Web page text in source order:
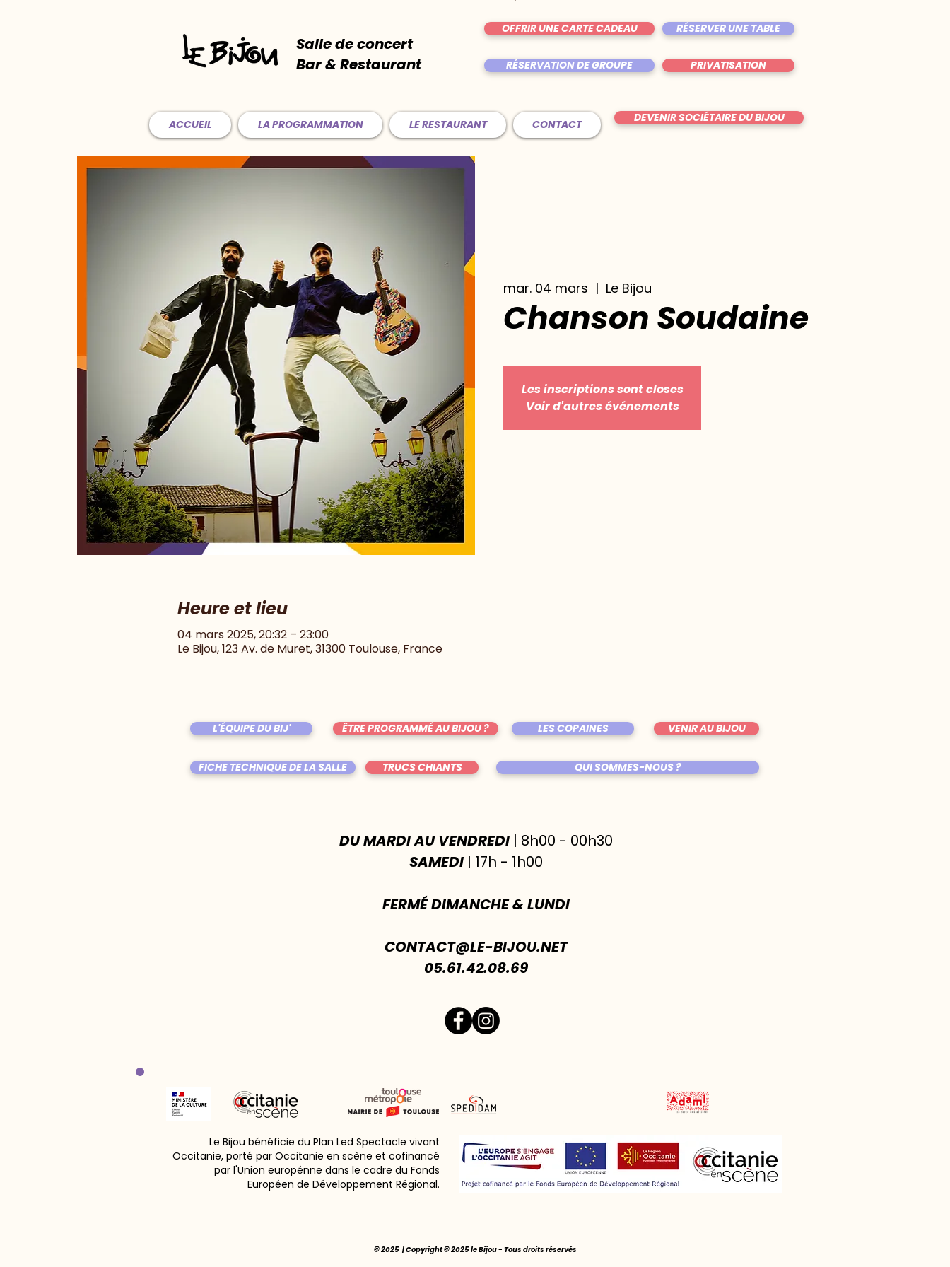
Salle de concert
Bar & Restaurant
OFFRIR UNE CARTE CADEAU RÉSERVER UNE TABLE
RÉSERVATION DE GROUPE PRIVATISATION
ACCUEIL LA PROGRAMMATION LE RESTAURANT CONTACT DEVENIR SOCIÉTAIRE DU BIJOU
mar. 04 mars
  |
Le Bijou
Chanson Soudaine
Les inscriptions sont closes
Voir d'autres événements
Heure et lieu
04 mars 2025, 20:32 – 23:00
Le Bijou, 123 Av. de Muret, 31300 Toulouse, France
L'ÉQUIPE DU BIJ' ÊTRE PROGRAMMÉ AU BIJOU ? LES COPAINES VENIR AU BIJOU
FICHE TECHNIQUE DE LA SALLE TRUCS CHIANTS QUI SOMMES-NOUS ?
DU MARDI AU VENDREDI| 8h00 - 00h30
SAMEDI| 17h - 1h00
FERMÉ DIMANCHE & LUNDI
CONTACT@LE-BIJOU.NET
05.61.42.08.69
Le Bijou bénéficie du Plan Led Spectacle vivant
Occitanie, porté par Occitanie en scène et cofinancé
par l'Union europénne dans le cadre du Fonds
Européen de Développement Régional.
© 2025 | Copyright © 2025 le Bijou - Tous droits réservés